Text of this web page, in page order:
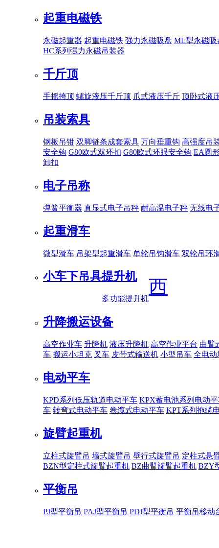
起重电磁铁
永磁起重器 起重电磁铁 强力永磁吸盘 ML型永磁吸
HC系列强力永磁吊装器
千斤顶
手摇挎顶 螺旋液压千斤顶 爪式液压千斤 顶卧式液
吊装索具
钢板吊钳 双脚链条成套索具 万向垂重钩 高强度吊
安全钩 G80欧式双环扣 G80欧式环眼安全钩 EA圆
卸扣
电子吊称
弹簧平衡器 直显式电子吊秤 耐高温电子秤 无线电
起重滑车
微型滑车 吊架型起重滑车 单轮吊钩滑车 双轮吊环
小车下吊具提升机
多功能提升机
升降搬运设备
高空作业车 升降机 液压升降机 高空作业平台 曲臂
车 搬运小坦克 叉车 皮带式输送机 小型吊车 全电动
电动平车
KPD系列低压轨道电动平车 KPX蓄电池系列电动
车 转弯式电动平车 卷缆式电动平车 KPT系列拖缆
旋臂起重机
立柱式旋臂吊 墙式旋臂吊 壁行式旋臂吊 定柱式悬
BZN型定柱式旋臂起重机 BZ曲臂旋臂起重机 BZY
平衡吊
PJ型平衡吊 PAJ型平衡吊 PDJ型平衡吊 平衡吊移动
西